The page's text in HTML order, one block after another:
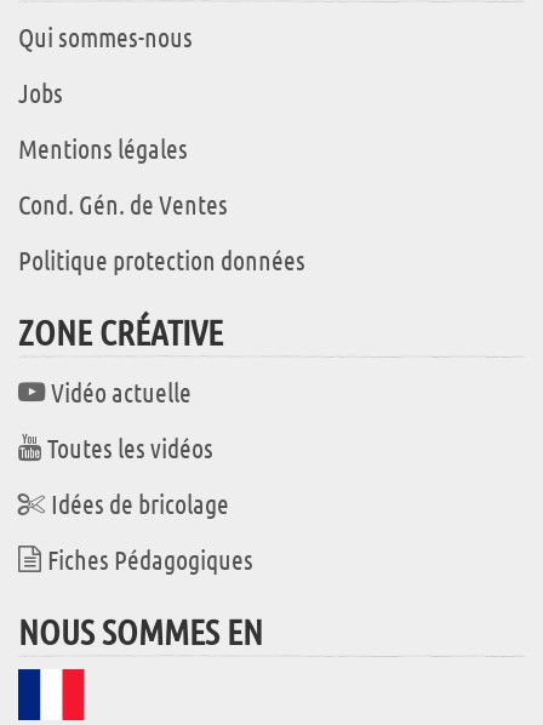
Qui sommes-nous
Jobs
Mentions légales
Cond. Gén. de Ventes
Politique protection données
ZONE CRÉATIVE
Vidéo actuelle
Toutes les vidéos
Idées de bricolage
Fiches Pédagogiques
NOUS SOMMES EN